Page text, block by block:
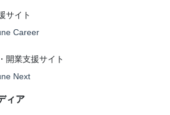
サイト
Career
開業支援サイト
Next
ィア